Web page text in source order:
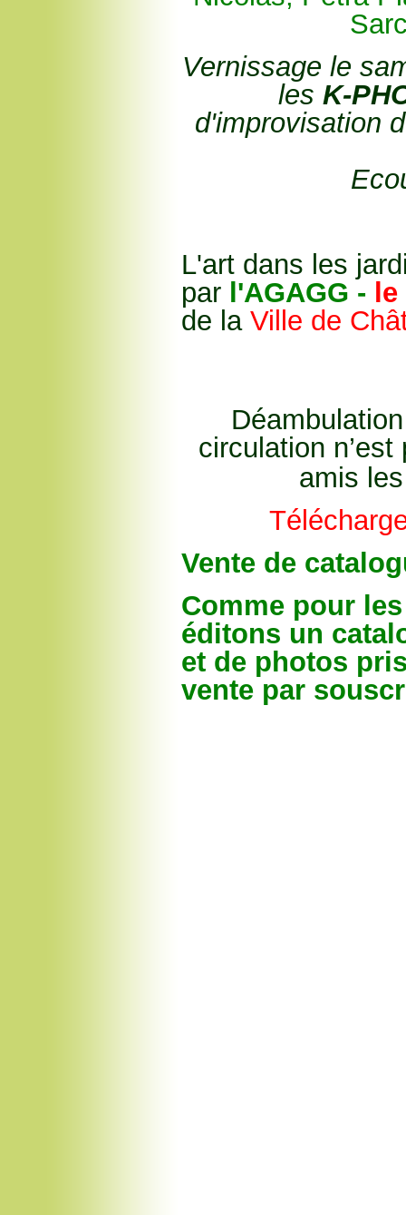
Vernissage le
les K-
d'improvisation
L'art dans les
par l'AGAGG -
de la Ville de
circulation
amis
Vente de
Comme pour
éditons un
et de photos
vente par